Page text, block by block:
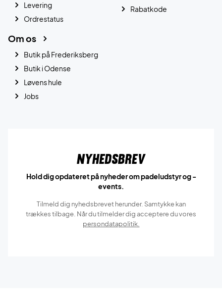
Levering
Ordrestatus
Rabatkode
Om os
Butik på Frederiksberg
Butik i Odense
Løvens hule
Jobs
Nyhedsbrev
Hold dig opdateret på nyheder om padeludstyr og -
events.
Tilmeld dig nyhedsbrevet herunder. Samtykke kan
trækkes tilbage. Når du tilmelder dig acceptere du vores
persondatapolitik.